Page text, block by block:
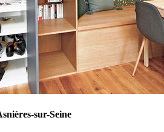
sur-Seine